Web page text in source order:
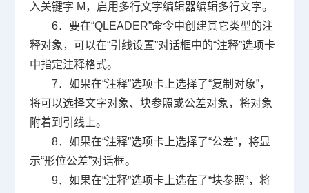
入关键字 M，启用多行文字编辑器编辑多行文字。
6．要在“QLEADER”命令中创建其它类型的注
释对象，可以在“引线设置”对话框中的“注释”选项卡
中指定注释格式。
7．如果在“注释”选项卡上选择了“复制对象”，
将可以选择文字对象、块参照或公差对象，将对象
附着到引线上。
8．如果在“注释”选项卡上选择了“公差”，将显
示“形位公差”对话框。
9．如果在“注释”选项卡上选在了“块参照”，将